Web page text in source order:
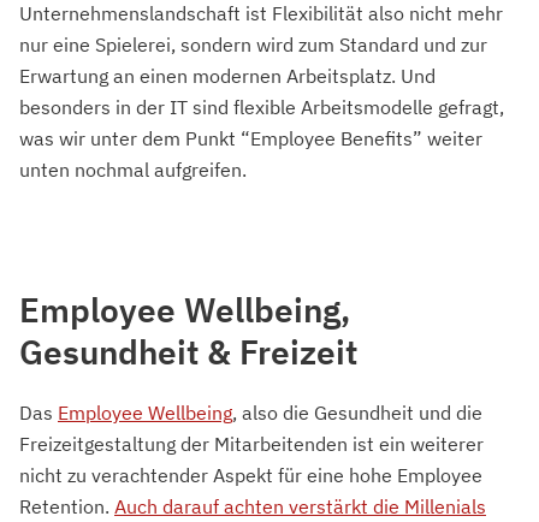
Unternehmenslandschaft ist Flexibilität also nicht mehr
nur eine Spielerei, sondern wird zum Standard und zur
Erwartung an einen modernen Arbeitsplatz. Und
besonders in der IT sind flexible Arbeitsmodelle gefragt,
was wir unter dem Punkt “Employee Benefits” weiter
unten nochmal aufgreifen.
Employee Wellbeing,
Gesundheit & Freizeit
Das Employee Wellbeing, also die Gesundheit und die
Freizeitgestaltung der Mitarbeitenden ist ein weiterer
nicht zu verachtender Aspekt für eine hohe Employee
Retention. Auch darauf achten verstärkt die Millenials